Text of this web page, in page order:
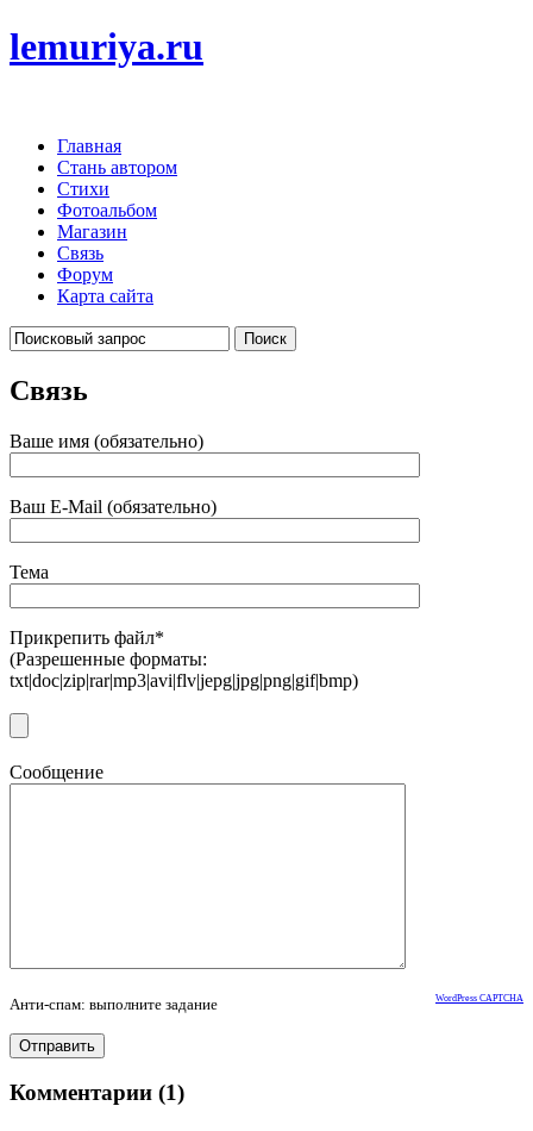
lemuriya.ru
Главная
Стань автором
Стихи
Фотоальбом
Магазин
Связь
Форум
Карта сайта
Связь
Ваше имя (обязательно)
Ваш E-Mail (обязательно)
Тема
Прикрепить файл*
(Разрешенные форматы:
txt|doc|zip|rar|mp3|avi|flv|jepg|jpg|png|gif|bmp)
Сообщение
Анти-спам: выполните задание WordPress CAPTCHA
Комментарии (1)